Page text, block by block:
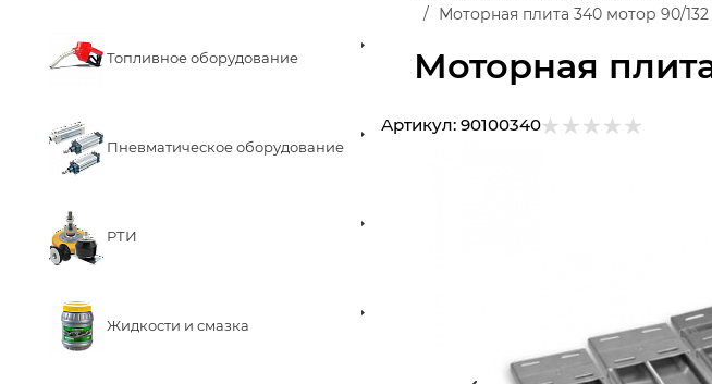
Топливное оборудование
Пневматическое оборудование
РТИ
Жидкости и смазка
Моторная
Моторная плита 340 мотор 90/132
Артикул: 90100340